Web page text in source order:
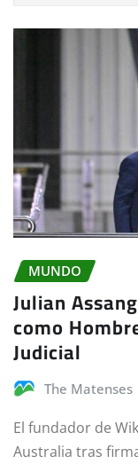
MUNDO
Julian
como
Judicial
The Matenses
El fundador de
Australia tras